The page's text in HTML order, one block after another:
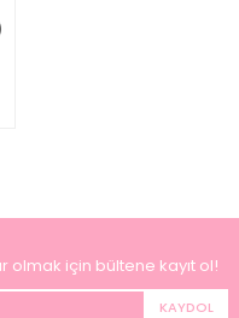
için bültene kayıt ol!
KAYDOL